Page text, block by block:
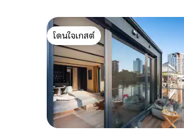
โดนใจเกสต์
โดนใจเกสต์